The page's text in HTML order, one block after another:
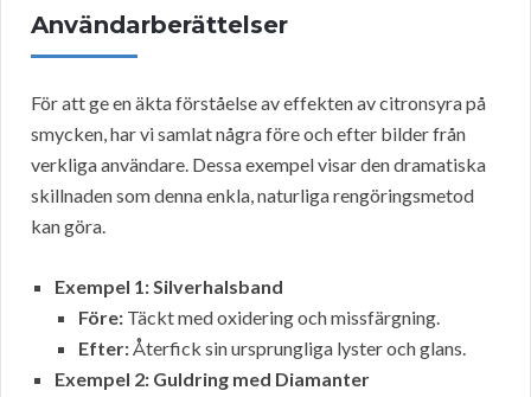
Användarberättelser
För att ge en äkta förståelse av effekten av citronsyra på
smycken, har vi samlat några före och efter bilder från
verkliga användare. Dessa exempel visar den dramatiska
skillnaden som denna enkla, naturliga rengöringsmetod
kan göra.
Exempel 1: Silverhalsband
Före: Täckt med oxidering och missfärgning.
Efter:Återfick sin ursprungliga lyster och glans.
Exempel 2: Guldring med Diamanter